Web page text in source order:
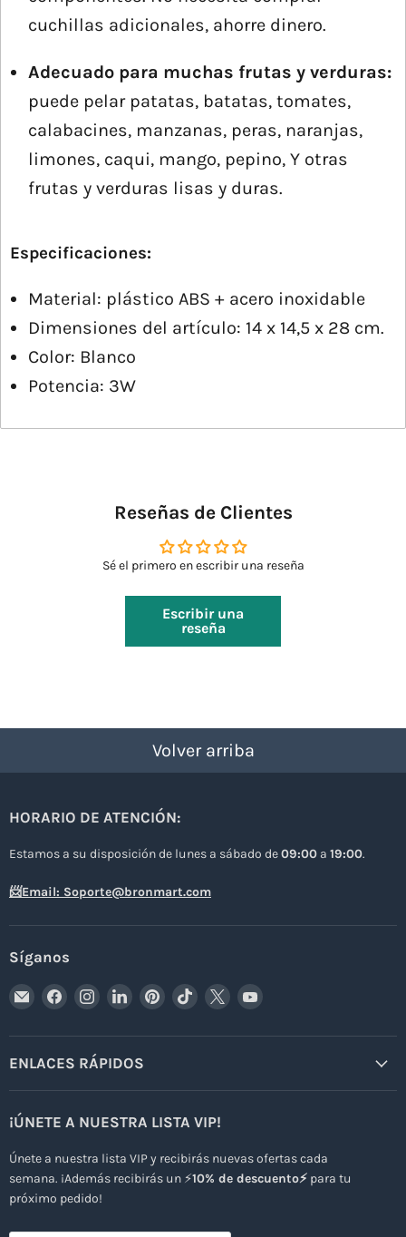
cuchillas adicionales, ahorre dinero.
Adecuado para muchas frutas y verduras:
puede pelar patatas, batatas, tomates,
calabacines, manzanas, peras, naranjas,
limones, caqui, mango, pepino, Y otras
frutas y verduras lisas y duras.
Especificaciones:
Material: plástico ABS + acero inoxidable
Dimensiones del artículo: 14 x 14,5 x 28 cm.
Color: Blanco
Potencia: 3W
Reseñas de Clientes
Sé el primero en escribir una reseña
Escribir una
reseña
Volver arriba
HORARIO DE ATENCIÓN:
Estamos a su disposición de lunes a sábado de09:00 a 19:00.
📨Email: Soporte@bronmart.com
Síganos
Encuéntrenos
Correo
electrónico
Encuéntrenos
Facebook
Encuéntrenos
Instagram
Encuéntrenos
LinkedIn
Encuéntrenos
Pinterest
Encuéntrenos
TikTok
Encuéntrenos
X
Encuéntrenos
YouTube
ENLACES RÁPIDOS
¡ÚNETE A NUESTRA LISTA VIP!
Únete a nuestra lista VIP y recibirás nuevas ofertas cada
semana. ¡Además recibirás un ⚡10% de descuento⚡ para tu
próximo pedido!